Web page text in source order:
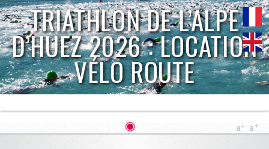
◉
TRIATHLON DE L’ALPE
D’HUEZ 2026 : LOCATION
VÉLO ROUTE